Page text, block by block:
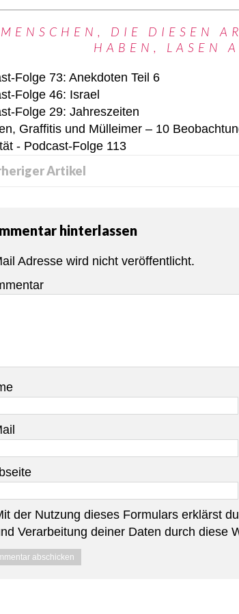
MENSCHEN, DIE DIESEN
HABEN, LASEN
Folge 73: Anekdoten Teil 6
Folge 46: Israel
Folge 29: Jahreszeiten
Graffitis und Mülleimer – 10
- Podcast-Folge 113
Artikel
hinterlassen
Adresse wird nicht veröffentlicht.
der Nutzung dieses Formulars erklärst
Verarbeitung deiner Daten durch diese